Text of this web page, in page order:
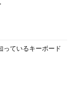
っているキーボード